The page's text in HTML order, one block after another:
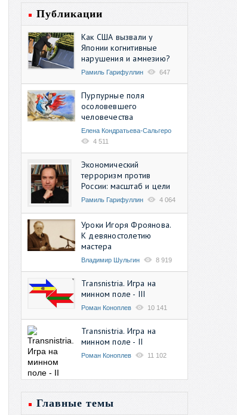
Публикации
Как США вызвали у
Японии когнитивные
нарушения и амнезию?
Рамиль Гарифуллин 647
Пурпурные поля
осоловевшего
человечества
Елена Кондратьева-Сальгеро
4 511
Экономический
терроризм против
России: масштаб и цели
Рамиль Гарифуллин 4 064
Уроки Игоря Фроянова.
К девяностолетию
мастера
Владимир Шульгин 8 919
Transnistria. Игра на
минном поле - III
Роман Коноплев 10 141
Transnistria. Игра на
минном поле - II
Роман Коноплев 11 102
Главные темы